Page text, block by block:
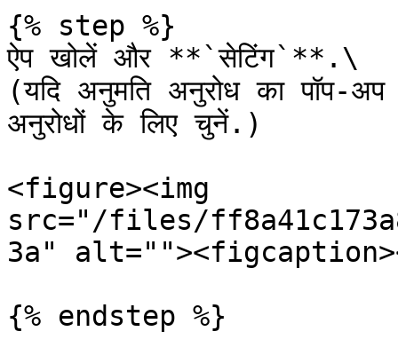
{% step %}
ऐप खोलें और **`सेटिंग`**.\
(यदि अनुमति अनुरोध का पॉप-
अनुरोधों के लिए चुनें.)
<figure><img
src="/files/
3a"
{% endstep %}